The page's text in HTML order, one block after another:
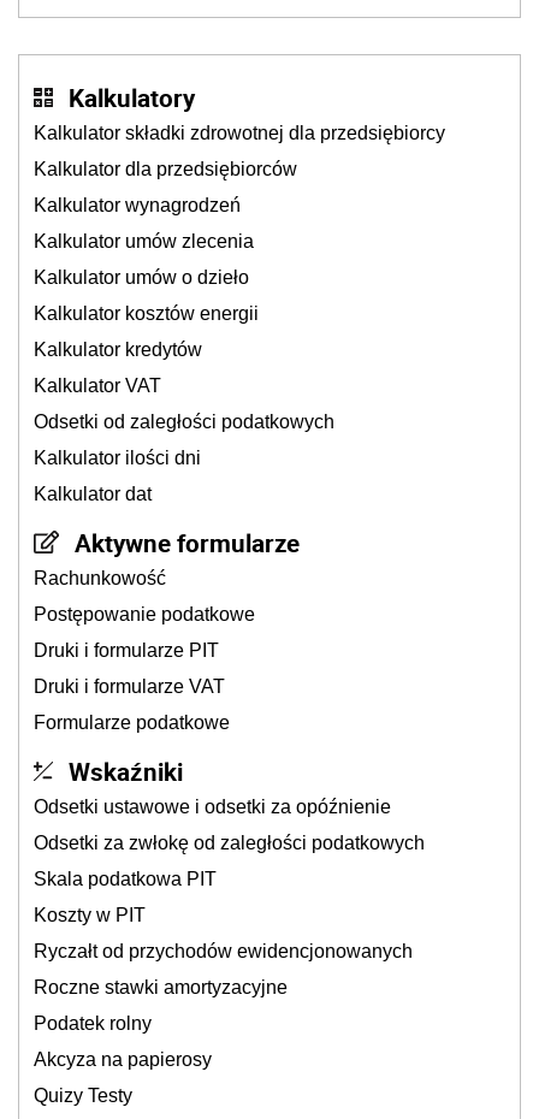
Kalkulatory
Kalkulator składki zdrowotnej dla przedsiębiorcy
Kalkulator dla przedsiębiorców
Kalkulator wynagrodzeń
Kalkulator umów zlecenia
Kalkulator umów o dzieło
Kalkulator kosztów energii
Kalkulator kredytów
Kalkulator VAT
Odsetki od zaległości podatkowych
Kalkulator ilości dni
Kalkulator dat
Aktywne formularze
Rachunkowość
Postępowanie podatkowe
Druki i formularze PIT
Druki i formularze VAT
Formularze podatkowe
Wskaźniki
Odsetki ustawowe i odsetki za opóźnienie
Odsetki za zwłokę od zaległości podatkowych
Skala podatkowa PIT
Koszty w PIT
Ryczałt od przychodów ewidencjonowanych
Roczne stawki amortyzacyjne
Podatek rolny
Akcyza na papierosy
Quizy Testy